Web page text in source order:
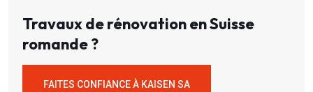
Travaux de rénovation en Suisse
romande ?
FAITES CONFIANCE À KAISEN SA